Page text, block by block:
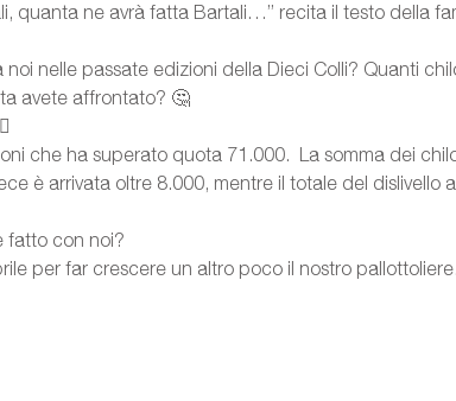
quanta ne avrà fatta Bartali…” recita il testo della
nelle passate edizioni della Dieci Colli? Quanti
avete affrontato? 🤔
che ha superato quota 71.000.  La somma dei
è arrivata oltre 8.000, mentre il totale del
fatto con noi?
per far crescere un altro poco il nostro